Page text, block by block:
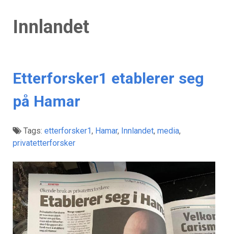
Innlandet
Etterforsker1 etablerer seg
på Hamar
Tags: etterforsker1, Hamar, Innlandet, media,
privatetterforsker